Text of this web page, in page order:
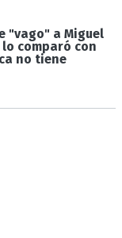
"vago" a Miguel
lo comparó con
no tiene